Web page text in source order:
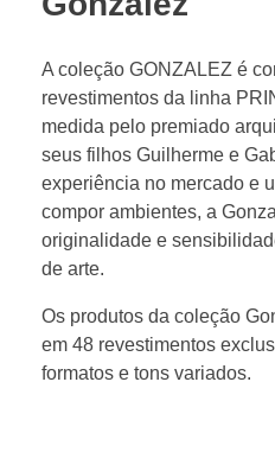
A coleção GONZALEZ é
revestimentos da linha
medida pelo premiado
seus filhos Guilherme e
experiência no mercado e
compor ambientes, a
originalidade e
de arte.
Os produtos da coleção
em 48 revestimentos
formatos e tons variados.